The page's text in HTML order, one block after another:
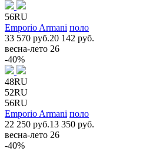
56RU
Emporio Armani поло
33 570 руб.20 142 руб.
весна-лето 26
-40%
48RU
52RU
56RU
Emporio Armani поло
22 250 руб.13 350 руб.
весна-лето 26
-40%